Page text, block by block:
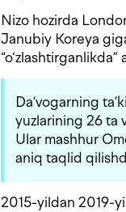
Nizo hozirda
Janubiy Koreya
Da’vogarning
yuzlarining 26 ta
Ular mashhur
aniq taqlid
2015-yildan 2019-